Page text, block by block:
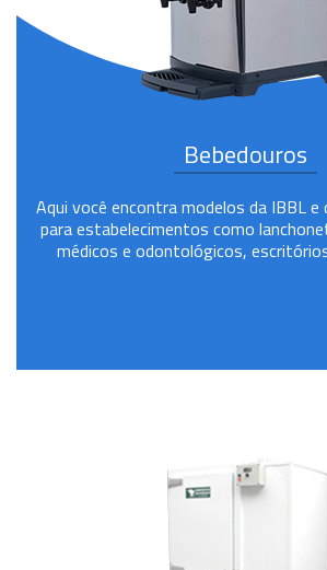
Bebedouros
Aqui você encontra modelos da IBBL e
para estabelecimentos como
médicos e odontológicos,